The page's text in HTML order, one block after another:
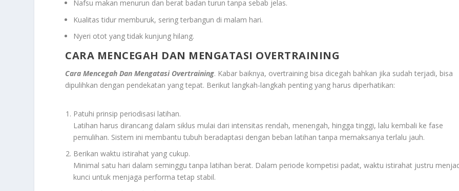
Nafsu makan menurun dan berat badan turun tanpa sebab jelas.
Kualitas tidur memburuk, sering terbangun di malam hari.
Nyeri otot yang tidak kunjung hilang.
CARA MENCEGAH DAN MENGATASI OVERTRAINING
Cara Mencegah Dan Mengatasi Overtraining. Kabar baiknya, overtraining bisa dicegah bahkan jika sudah terjadi, bisa
dipulihkan dengan pendekatan yang tepat. Berikut langkah-langkah penting yang harus diperhatikan:
Patuhi prinsip periodisasi latihan.
Latihan harus dirancang dalam siklus mulai dari intensitas rendah, menengah, hingga tinggi, lalu kembali ke fase
pemulihan. Sistem ini membantu tubuh beradaptasi dengan beban latihan tanpa memaksanya terlalu jauh.
Berikan waktu istirahat yang cukup.
Minimal satu hari dalam seminggu tanpa latihan berat. Dalam periode kompetisi padat, waktu istirahat justru
kunci untuk menjaga performa tetap stabil.